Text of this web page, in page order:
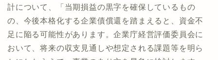
計について、「当期損益の黒字を確保しているもの
の、今後本格化する企業債償還を踏まえると、資金不
足に陥る可能性があります。企業庁経営評価委員会に
おいて、将来の収支見通しや想定される課題等を明ら